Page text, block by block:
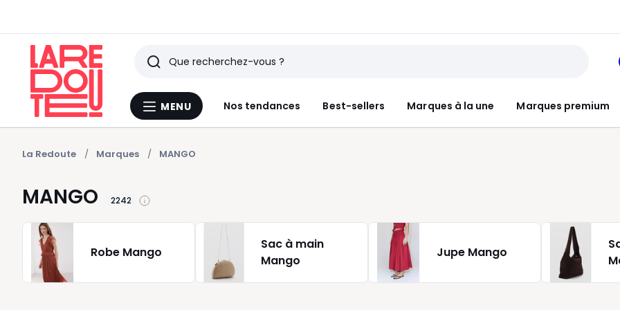
Menu
MENU Nos tendances Best-sellers Marques à la une Marques premium
Rechercher
Derniers
articles
vus
La Redoute Marques MANGO
MANGO 2242
Robe Mango
Sac à main
Mango
Jupe Mango